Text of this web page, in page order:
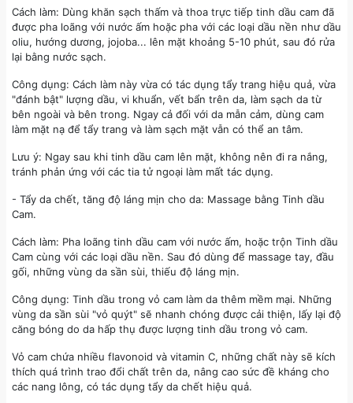
Cách làm: Dùng khăn sạch thấm và thoa trực tiếp tinh dầu cam đã
được pha loãng với nước ấm hoặc pha với các loại dầu nền như dầu
oliu, hướng dương, jojoba... lên mặt khoảng 5-10 phút, sau đó rửa
lại bằng nước sạch.
Công dụng: Cách làm này vừa có tác dụng tẩy trang hiệu quả, vừa
"đánh bật" lượng dầu, vi khuẩn, vết bẩn trên da, làm sạch da từ
bên ngoài và bên trong. Ngay cả đối với da mẫn cảm, dùng cam
làm mặt nạ để tẩy trang và làm sạch mặt vẫn có thể an tâm.
Lưu ý: Ngay sau khi tinh dầu cam lên mặt, không nên đi ra nắng,
tránh phản ứng với các tia tử ngoại làm mất tác dụng.
- Tẩy da chết, tăng độ láng mịn cho da: Massage bằng Tinh dầu
Cam.
Cách làm: Pha loãng tinh dầu cam với nước ấm, hoặc trộn Tinh dầu
Cam cùng với các loại dầu nền. Sau đó dùng để massage tay, đầu
gối, những vùng da sần sùi, thiếu độ láng mịn.
Công dụng: Tinh dầu trong vỏ cam làm da thêm mềm mại. Những
vùng da sần sùi "vỏ quýt" sẽ nhanh chóng được cải thiện, lấy lại độ
căng bóng do da hấp thụ được lượng tinh dầu trong vỏ cam.
Vỏ cam chứa nhiều flavonoid và vitamin C, những chất này sẽ kích
thích quá trình trao đổi chất trên da, nâng cao sức đề kháng cho
các nang lông, có tác dụng tẩy da chết hiệu quả.